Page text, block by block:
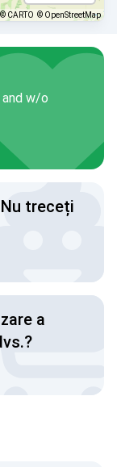
© CARTO © OpenStreetMap
w/o
treceți
a